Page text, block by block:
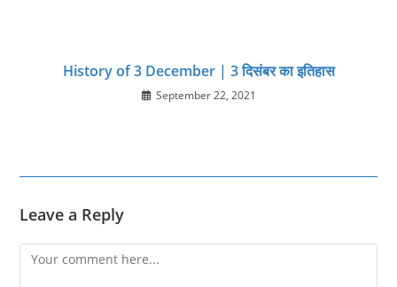
History of 3 December | 3 दिसंबर का इतिहास
September 22, 2021
Leave a Reply
Comment